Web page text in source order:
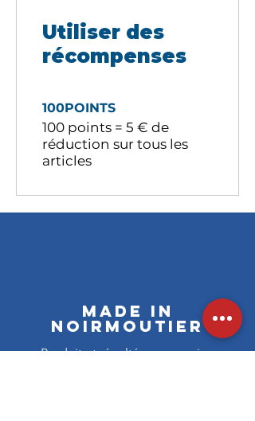
Utiliser des
récompenses
100POINTS
100 points = 5 € de
réduction sur tous les
articles
Made in
Noirmoutier
Produit et récolté avec passion